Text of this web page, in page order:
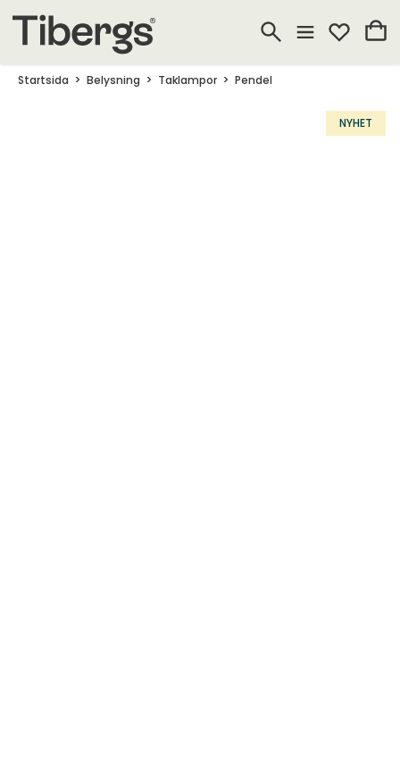
Startsida Belysning Taklampor Pendel
NYHET